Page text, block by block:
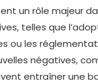
un rôle majeur
telles que
ou les
négatives,
entraîner une